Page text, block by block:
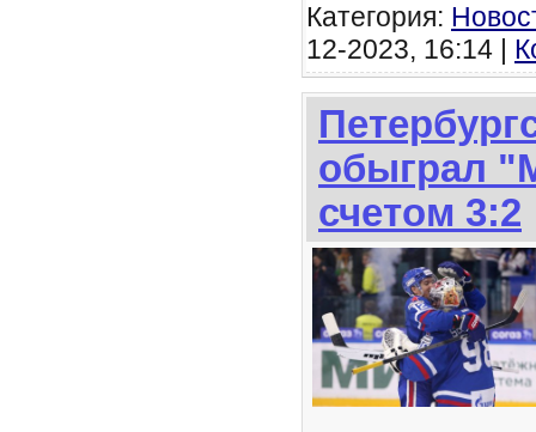
Категория:
12-2023, 16:14 |
обыграл
счетом 3:2